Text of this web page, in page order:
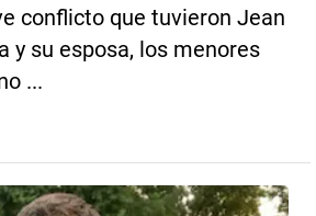
conflicto que tuvieron Jean
y su esposa, los menores
...